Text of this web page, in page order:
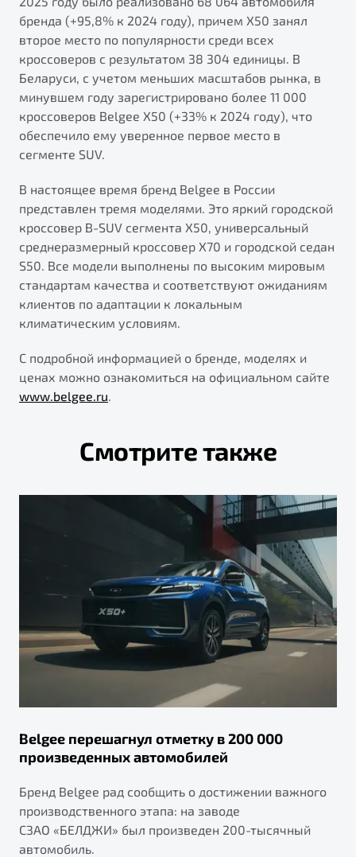
бренда (+95,8% к 2024 году), причем X50 занял
второе место по популярности среди всех
кроссоверов с результатом 38 304 единицы. В
Беларуси, с учетом меньших масштабов рынка, в
минувшем году зарегистрировано более 11 000
кроссоверов Belgee X50 (+33% к 2024 году), что
обеспечило ему уверенное первое место в
сегменте SUV.
В настоящее время бренд Belgee в России
представлен тремя моделями. Это яркий городской
кроссовер B-SUV сегмента X50, универсальный
среднеразмерный кроссовер X70 и городской седан
S50. Все модели выполнены по высоким мировым
стандартам качества и соответствуют ожиданиям
клиентов по адаптации к локальным
климатическим условиям.
С подробной информацией о бренде, моделях и
ценах можно ознакомиться на официальном сайте
www.belgee.ru.
Смотрите также
Belgee перешагнул отметку в 200 000
произведенных автомобилей
Бренд Belgee рад сообщить о достижении важного
производственного этапа: на заводе
СЗАО «БЕЛДЖИ» был произведен 200-тысячный
автомобиль.